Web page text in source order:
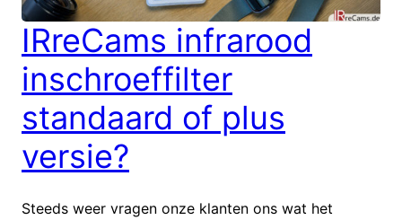
IRreCams infrarood
inschroeffilter
standaard of plus
versie?
Steeds weer vragen onze klanten ons wat het